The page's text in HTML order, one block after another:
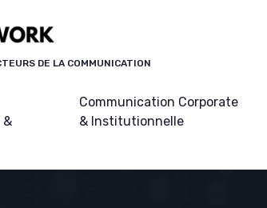
DE LA COMMUNICATION
&
Communication Corporate
& Institutionnelle